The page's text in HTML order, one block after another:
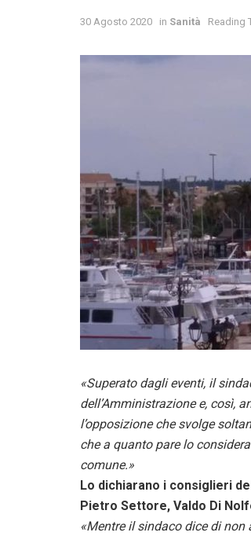
30 Agosto 2020 in Sanità Reading
«Superato dagli eventi, il
dell’Amministrazione e, così,
l’opposizione che svolge
che a quanto pare lo
comune.»
Lo dichiarano i consiglieri
Pietro Settore, Valdo Di
«Mentre il sindaco dice di